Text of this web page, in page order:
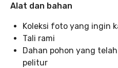
Alat dan bahan
Koleksi foto yang ingin
Tali rami
Dahan pohon yang
pelitur